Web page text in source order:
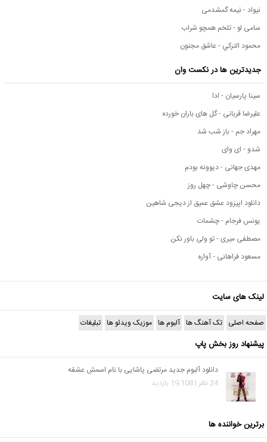
نیواد - نیمه گمشدمی
سامی لو - تلخم همچو شراب
محمود التركي - عاشق مجنون
جدیدترین ها در نکست وان
سینا پارسیان - ادا
علیرضا قربانی - گل های باران خورده
مهراد جم - باز شب شد
شدو - ای وای
مهدی جهانی - دیوونه بودم
محسن چاوشی - چهل روز
دانلود اپیزود عشق عمیق از دیجی شاهین
یونس فرجام - چشمات
مصطفی میری - تو ولی باور نکن
مسعود فراهانی - آواره
لینک های سایت
صفحه اصلی تک آهنگ ها آلبوم ها موزیک ویدئو ها تبلیغات
پیشنهاد روز بخش پاپ
دانلود آلبوم جدید مرتضی پاشایی با نام اسمش عشقه
24 نظر | 19,108 بازدید
برترین خواننده ها